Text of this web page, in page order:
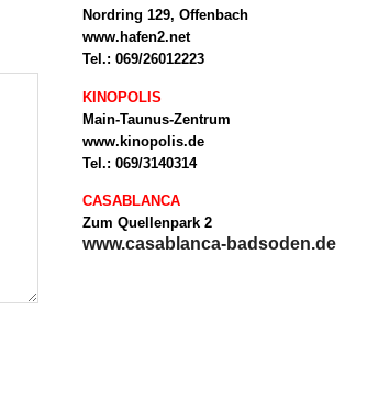
Nordring 129, Offenbach
www.hafen2.net
Tel.: 069/26012223
KINOPOLIS
Main-Taunus-Zentrum
www.kinopolis.de
Tel.: 069/3140314
CASABLANCA
Zum Quellenpark 2
www.casablanca-badsoden.de